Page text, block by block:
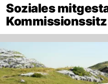
Soziales